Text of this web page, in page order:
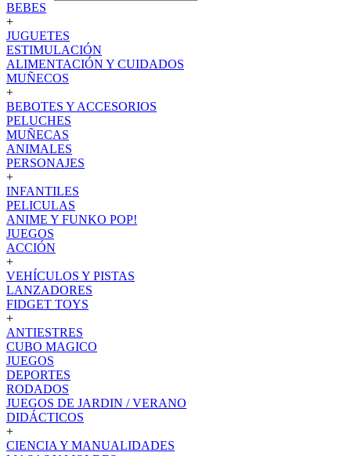
BEBES
+
JUGUETES
ESTIMULACIÓN
ALIMENTACIÓN Y CUIDADOS
MUÑECOS
+
BEBOTES Y ACCESORIOS
PELUCHES
MUÑECAS
ANIMALES
PERSONAJES
+
INFANTILES
PELICULAS
ANIME Y FUNKO POP!
JUEGOS
ACCIÓN
+
VEHÍCULOS Y PISTAS
LANZADORES
FIDGET TOYS
+
ANTIESTRES
CUBO MAGICO
JUEGOS
DEPORTES
RODADOS
JUEGOS DE JARDIN / VERANO
DIDÁCTICOS
+
CIENCIA Y MANUALIDADES